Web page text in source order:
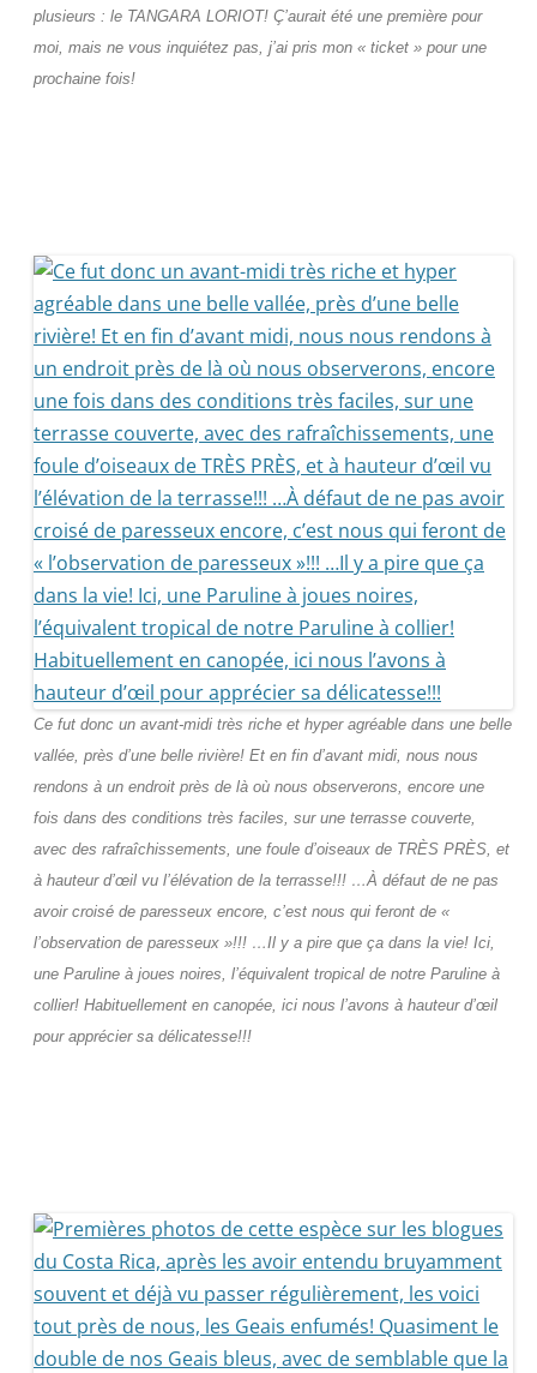
plusieurs : le TANGARA LORIOT! Ç’aurait été une première pour
moi, mais ne vous inquiétez pas, j’ai pris mon « ticket » pour une
prochaine fois!
Ce fut donc un avant-midi très riche et hyper agréable dans une belle
vallée, près d’une belle rivière! Et en fin d’avant midi, nous nous
rendons à un endroit près de là où nous observerons, encore une
fois dans des conditions très faciles, sur une terrasse couverte,
avec des rafraîchissements, une foule d’oiseaux de TRÈS PRÈS, et
à hauteur d’œil vu l’élévation de la terrasse!!! …À défaut de ne pas
avoir croisé de paresseux encore, c’est nous qui feront de «
l’observation de paresseux »!!! …Il y a pire que ça dans la vie! Ici,
une Paruline à joues noires, l’équivalent tropical de notre Paruline à
collier! Habituellement en canopée, ici nous l’avons à hauteur d’œil
pour apprécier sa délicatesse!!!